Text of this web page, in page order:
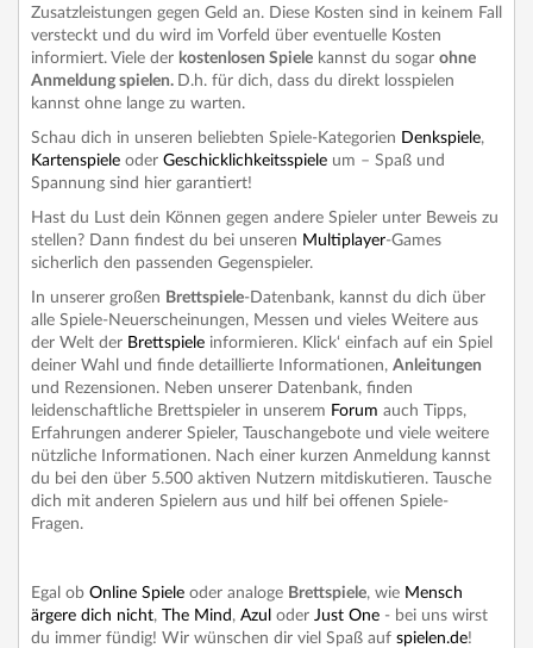
Zusatzleistungen gegen Geld an. Diese Kosten sind in keinem Fall
versteckt und du wird im Vorfeld über eventuelle Kosten
informiert. Viele der kostenlosen Spiele kannst du sogar ohne
Anmeldung spielen. D.h. für dich, dass du direkt losspielen
kannst ohne lange zu warten.
Schau dich in unseren beliebten Spiele-Kategorien Denkspiele,
Kartenspiele oder Geschicklichkeitsspiele um – Spaß und
Spannung sind hier garantiert!
Hast du Lust dein Können gegen andere Spieler unter Beweis zu
stellen? Dann findest du bei unseren Multiplayer-Games
sicherlich den passenden Gegenspieler.
In unserer großen Brettspiele-Datenbank, kannst du dich über
alle Spiele-Neuerscheinungen, Messen und vieles Weitere aus
der Welt der Brettspiele informieren. Klick‘ einfach auf ein Spiel
deiner Wahl und finde detaillierte Informationen, Anleitungen
und Rezensionen. Neben unserer Datenbank, finden
leidenschaftliche Brettspieler in unserem Forum auch Tipps,
Erfahrungen anderer Spieler, Tauschangebote und viele weitere
nützliche Informationen. Nach einer kurzen Anmeldung kannst
du bei den über 5.500 aktiven Nutzern mitdiskutieren. Tausche
dich mit anderen Spielern aus und hilf bei offenen Spiele-
Fragen.
Egal ob Online Spiele oder analoge Brettspiele, wie Mensch
ärgere dich nicht, The Mind , Azul oder Just One - bei uns wirst
du immer fündig! Wir wünschen dir viel Spaß auf spielen.de!